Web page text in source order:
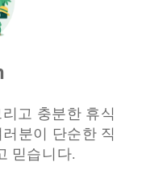
고 충분한 휴식
분이 단순한 직
믿습니다.